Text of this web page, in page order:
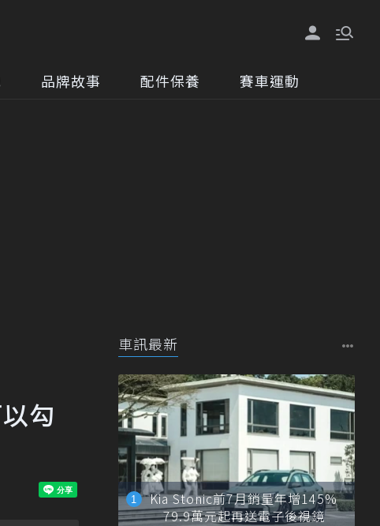
品牌故事 配件保養 賽車運動
勾
車訊最新
Kia Stonic前7月銷量年增145%
79.9萬元起再送電子後視鏡